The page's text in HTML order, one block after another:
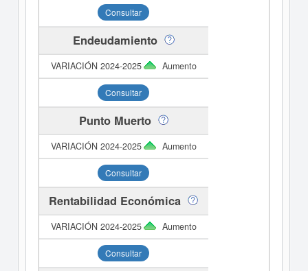
Consultar
Endeudamiento
Aumento
Consultar
Punto Muerto
Aumento
Consultar
Rentabilidad Económica
Aumento
Consultar